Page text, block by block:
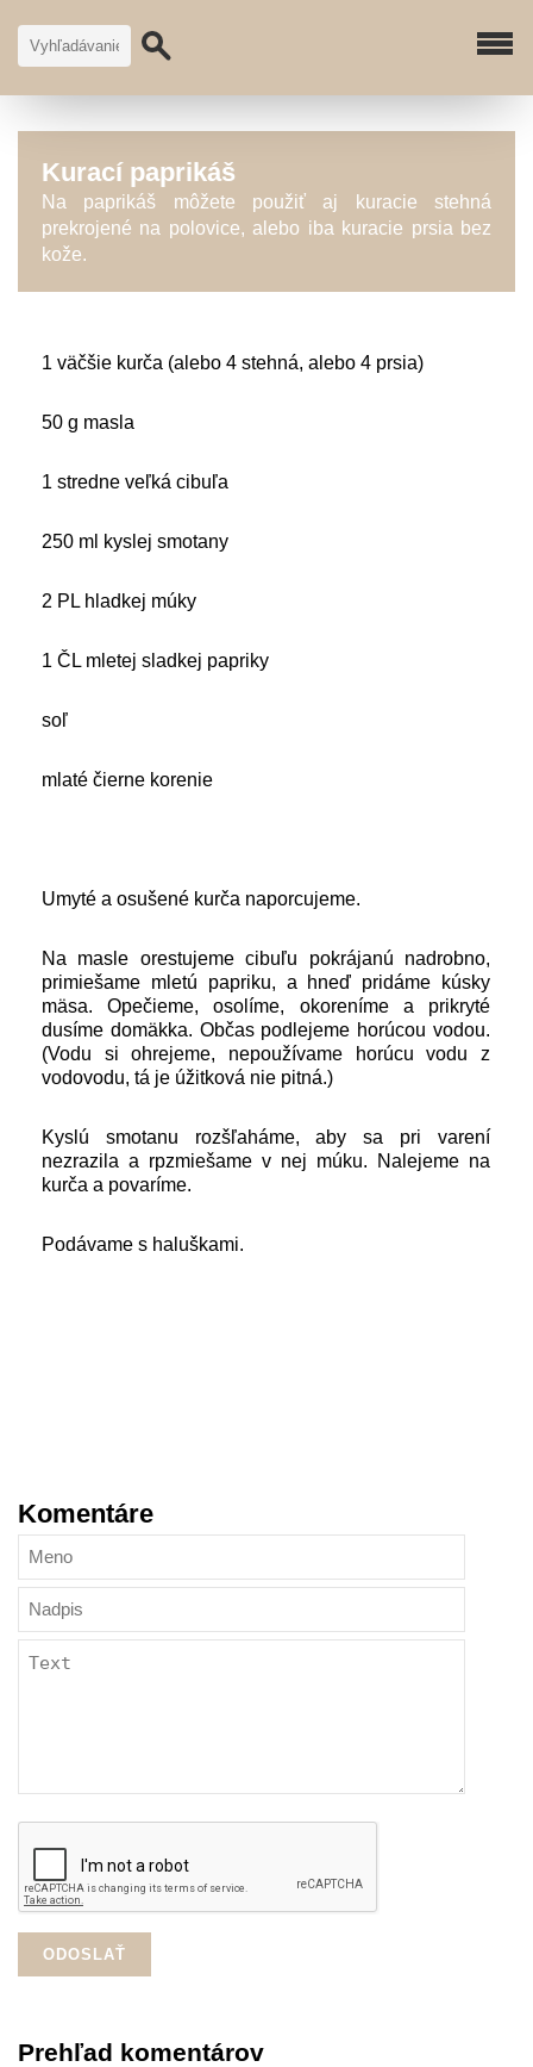
Kurací paprikáš
Na paprikáš môžete použiť aj kuracie stehná
prekrojené na polovice, alebo iba kuracie prsia bez
kože.
1 väčšie kurča (alebo 4 stehná, alebo 4 prsia)
50 g masla
1 stredne veľká cibuľa
250 ml kyslej smotany
2 PL hladkej múky
1 ČL mletej sladkej papriky
soľ
mlaté čierne korenie
Umyté a osušené kurča naporcujeme.
Na masle orestujeme cibuľu pokrájanú nadrobno,
primiešame mletú papriku, a hneď pridáme kúsky
mäsa. Opečieme, osolíme, okoreníme a prikryté
dusíme domäkka. Občas podlejeme horúcou vodou.
(Vodu si ohrejeme, nepoužívame horúcu vodu z
vodovodu, tá je úžitková nie pitná.)
Kyslú smotanu rozšľaháme, aby sa pri varení
nezrazila a rpzmiešame v nej múku. Nalejeme na
kurča a povaríme.
Podávame s haluškami.
Komentáre
Prehľad komentárov